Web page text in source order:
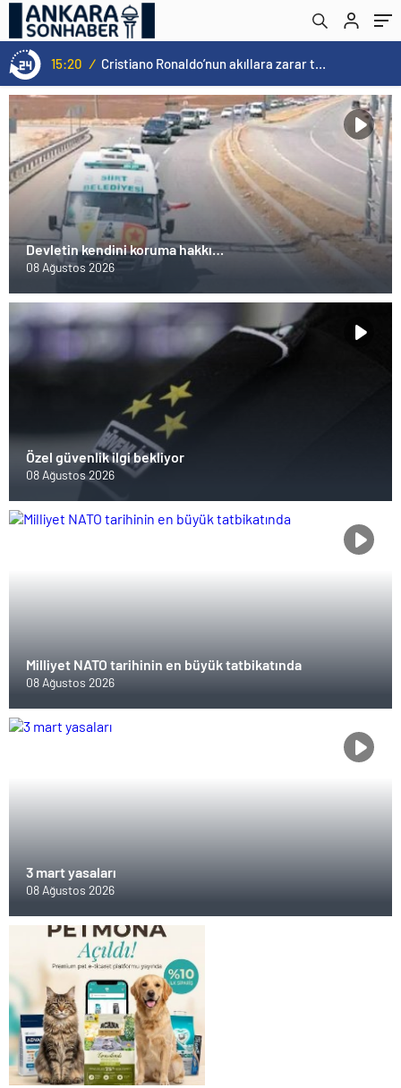
15:20 / Cristiano Ronaldo’nun akıllara zarar tüm kariyerinin istatistiğini çıkardık !
Devletin kendini koruma hakkı…
08 Ağustos 2026
Özel güvenlik ilgi bekliyor
08 Ağustos 2026
Milliyet NATO tarihinin en büyük tatbikatında
08 Ağustos 2026
3 mart yasaları
08 Ağustos 2026